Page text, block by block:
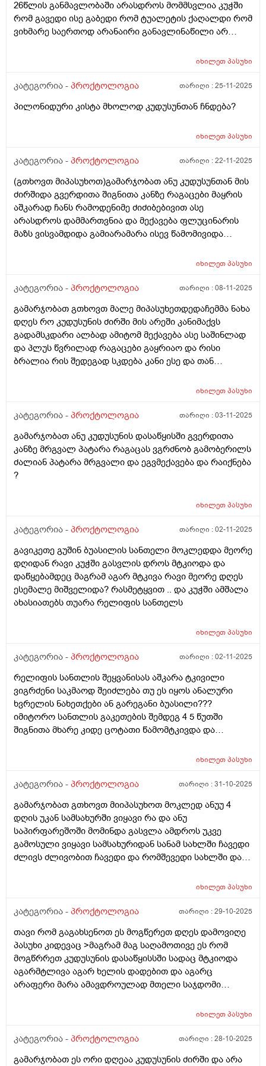
არც სისხლიანი არმაქვს განავალი ეს ალბად დიდხანს
შეკრულობის ბრალია თუ ვიტამინს რომელსაც ვიღებ
მულტივიტაკინებს ამვილაბისას რომელიც ასევე შავი
მტკივა არა ანალური ხვრელი არამედ ანალური
დასაწყისი სადაც იწყება იქ და მაქვს ქავილი
შესაძლოა ბუასილიც გამიღიზიანა და არის თუარა
ისეთი სანთელი რომელიც ექიმის გარეშე შემიძლია
გარეშეც შეგიძკია გაიკეთოვო მაგრამ სახელი აგარ
26წლის განმავლობაში არასდროს მომმსვლია კუჭში
რომ გავედი ისე გაბედი რომ ტუალეტის ქაღალდი რომ
ვიხმარე საერთოდ არანაირი განავლინაწილი არ
ოდნავი მცირე განავალიც კი არ დარჩა გაღალდზე
გაოგნებული დავრჩი თითქოს კუჭშიარცგასულხარო
თქო მარაა თითზეც არანაირი განავლის ნასახი არ
საშიში ხოარა ან რას ნიშნავს ეს ან ბუასილის
იხილეთპასუხი
კატეგორია - პროქტოლოგია თარიღი :25-11-2025
პილონიდური კისტა მხოლოდ კუდუსუნთან ჩნდება?
იხილეთპასუხი
კატეგორია - პროქტოლოგია თარიღი :22-11-2025
(გთხოვთ მიპასუხოთ)გამარჯობათ ანუ კუდუსუნთან მის
ძირშიდა გვერდითა შიგნითა კანზე რაგაცები მაყრის
აშკარად ჩანს რამოდენიმე ძიძიბებივით ასე
არასდროს დამმართვნია და მექავება ფლუცინარის
მაზს ვისვამდიდა გამიარამარა ისევ წამომივიდა
გამიარამარა ისევ წამოვიდა დილითაც და
საწმენდითაც ვიწმენდავ მარა შეილება ბევრჯერ
სხვა რაიმის მიმანიშნებელი ხომ არაა .. ასევე
დუნდულების ბოლოში დასაწყისში არა ანუ
კუდუსუნთან არა ბოლოში სადაც ბოდიშით და
ყვერების პარი იწყება იქ მუდვიმად მიღიზიანდება კანი
და გამობურცული მაქ თითქოს თურმანიძე
მომენტშირომ ვიწმენდავ მედება რაგაც გამობურცული
ტკივილი როცა სუფთად ვარ მაგრამ მომენტებში
ვგრძნობ ხოლმე რომ რაგაც მედება იმადგილში
სადაც აგიხწერეთ და არვიცი დაზუსტებით თუარა
მაგრამ ისე მახსოვს რომ ბავშობიდან ასე მაქვს და
ადრეც ბევრჯერ მომსვლია მსგავსი შემთხვევა
იხილეთპასუხი
კატეგორია - პროქტოლოგია თარიღი :08-11-2025
გამარჯობათ გთხოვთ მალე მიპასუხეთდედაჩემმა ნახა
დღეს რო კუდუსუნის ძირში მის არეში კანიმაქვს
გადამსკდარი ალბად ამიტომ მექავება ასე საშინლად
და პლუს წვრილად რაგაცები გაყრიაო და რისი
ბრალია რის შედეგად სკდება კანი ესე და თან
იხილეთპასუხი
კატეგორია - პროქტოლოგია თარიღი :03-11-2025
გამარჯობათ ანუ კუდუსუნის დასაწყისში გვერდითა
კანზე მრგვალ პატარა რაგაცას ვგრძნობ გამობერილს
ძალიან პატარა მრგვალი და ეგვმექავება და რაიქნება
?
იხილეთპასუხი
კატეგორია - პროქტოლოგია თარიღი :02-11-2025
გავიკეთე გუშინ ბუასილის სანთელი მოკლედდა მეორე
დღიდან რავი კუჭში გასვლის დროს მტკიოდა და
დაწყებამდეც მაგრამ აგარ მტკივა რავი მეორე დღეს
ესემალე მიშველიდა? რასმეტყვით .. და კუჭში ამშალა
ახასიათებს თუარა რელიფის სანთელს
იხილეთპასუხი
კატეგორია - პროქტოლოგია თარიღი :02-11-2025
რელიფის სანთლის შეყვანისას აშკარა ტკივილი
ვიგრძენი საკმაოდ შეიძლება თუ ეს იყოს ანალური
ხვრელის ნახეთქები ან გარეგანი ბუასილი???
იმიტორო სანთლის გაკეთების შემდეგ 4 5 წუთში
შიგნითა მხარე კიდე ცოტათი წამომტკივდა და
გარეთ დარჩა ჯერ პირველი სანთელი გავიკეთე
იხილეთპასუხი
კატეგორია - პროქტოლოგია თარიღი :31-10-2025
გამარჯობათ გთხოვთ მიიპასუხოთ მოკლედ ანუუ 4
დღის უკან სამსახურში ვიყავი რა და ანუ
საპირფარეშოში მომინდა გასვლა ამდროს უკვე
გამოსული ვიყავი სამსახურიდან სანამ სახლში ჩავედი
ძლივს ძლივობით ჩავედი და რომშევედი სახლში და
მისმერე დამეწყო ტკივილები ვისვამ თურმანიძის
ანალურ ხვრელზე იმიტორო მგონი შედეგი არ მაქვს
გავდივარ 30 წუთში ისევ მინდება და მოენტებში
ოღონდ სულარა როცა ისევ მადგება ბოდიშით და
განავალი ისევ მტკივდება რომ მაწვება მაგრამ კუჭში
გასვლის მერე ტკივილები მიქრება ტკივილი ძააალიან
ძლიერიარ არის მაგრამ ვგრძნობ მოკლედ ტკივილს...
პირველად სამსახურიდან რომ გამოვედი მაშინ
კუჭში რომ გავედი მტკივნეული იყო თქო ამისმერე
გაგრძელება რამე შუაშია ამასთან რამე
იხილეთპასუხი
კატეგორია - პროქტოლოგია თარიღი :29-10-2025
თავი რომ გაგახსენოთ ეს მოგწერეთ დღეს დამოვიღე
პასუხი კიდევაც >მაგრამ მაგ საღამოთივე ეს რომ
მოგწრრეთ კუდუსუნის დასაწყისსში სადაც მტკიოდა
აგარმტლივა აგარ ხელის დადებით და აგარც
არაფერი მარა ამავდროულად მთელი საჯდომი
დუნდულებზე და შიგნითა ნაწილში ასევე კუჭში 5 ჯერ
გასვლას ადრე ვიყავიასე და ახლაც ასე ვარ
ვისვამ თურმანიძის.. რაიმე ძლიერ ანთებას ხომარ
იხილეთპასუხი
კატეგორია - პროქტოლოგია თარიღი :28-10-2025
გამარჯობათ ეს ორი დღეაა კუდუსუნის ძირში და არა